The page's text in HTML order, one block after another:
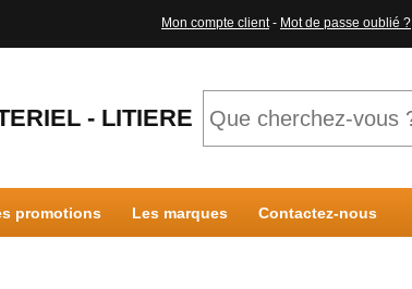
Mon compte client- Mot de passe oublié ?
- LITIERE
promotions Les marques Contactez-nous